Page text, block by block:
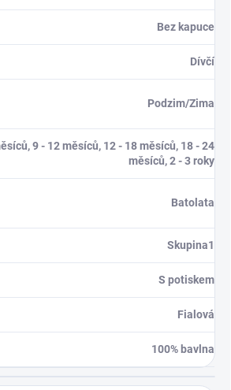
Bez kapuce
Dívčí
Podzim/Zima
9 - 12 měsíců, 12 - 18 měsíců, 18 - 24
měsíců, 2 - 3 roky
Batolata
Skupina1
S potiskem
Fialová
100% bavlna